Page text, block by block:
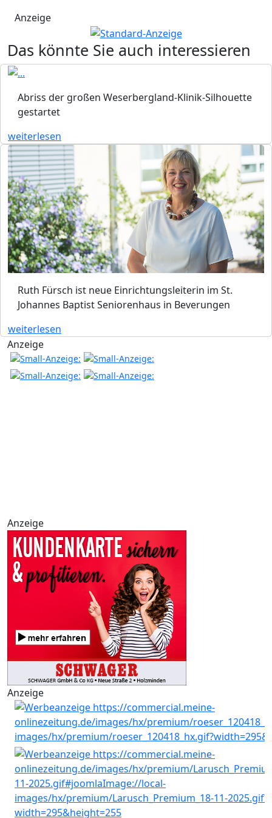
Anzeige
Das könnte Sie auch interessieren
Abriss der großen Weserbergland-Klinik-Silhouette
gestartet
weiterlesen
Ruth Fürsch ist neue Einrichtungsleiterin im St.
Johannes Baptist Seniorenhaus in Beverungen
weiterlesen
Anzeige
Anzeige
Anzeige